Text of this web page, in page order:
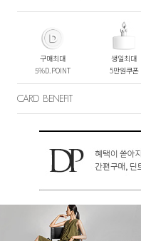
구매최대
5%D.POINT
생일최대
5만원쿠폰
CARD BENEFIT